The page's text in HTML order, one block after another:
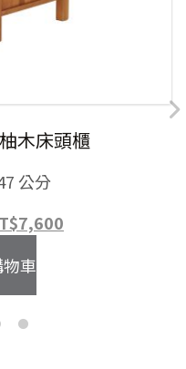
木床頭櫃
公分
。
7,600
車